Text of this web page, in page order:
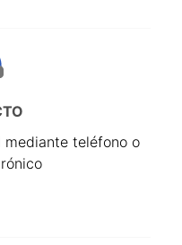
mediante teléfono o